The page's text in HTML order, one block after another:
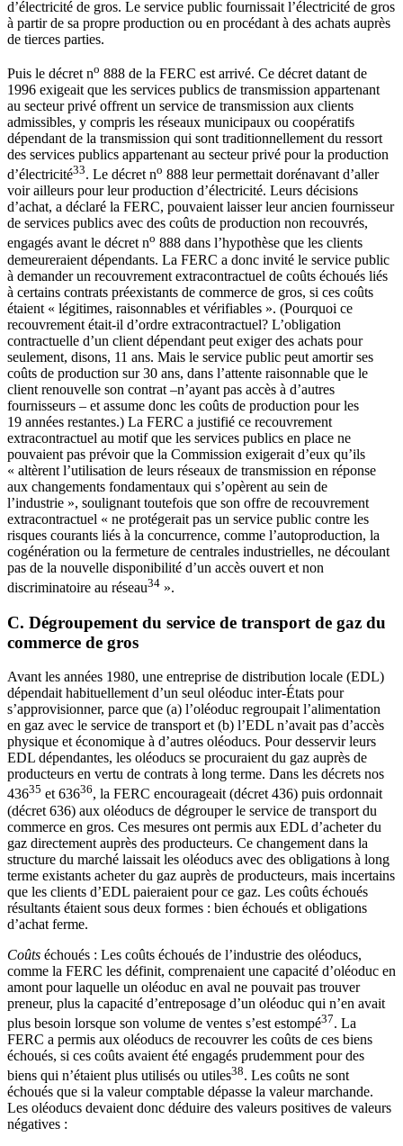
d’électricité de gros. Le service public fournissait l’électricité de gros
à partir de sa propre production ou en procédant à des achats auprès
de tierces parties.
Puis le décret no 888 de la FERC est arrivé. Ce décret datant de
1996 exigeait que les services publics de transmission appartenant
au secteur privé offrent un service de transmission aux clients
admissibles, y compris les réseaux municipaux ou coopératifs
dépendant de la transmission qui sont traditionnellement du ressort
des services publics appartenant au secteur privé pour la production
d’électricité33. Le décret no 888 leur permettait dorénavant d’aller
voir ailleurs pour leur production d’électricité. Leurs décisions
d’achat, a déclaré la FERC, pouvaient laisser leur ancien fournisseur
de services publics avec des coûts de production non recouvrés,
engagés avant le décret no 888 dans l’hypothèse que les clients
demeureraient dépendants. La FERC a donc invité le service public
à demander un recouvrement extracontractuel de coûts échoués liés
à certains contrats préexistants de commerce de gros, si ces coûts
étaient « légitimes, raisonnables et vérifiables ». (Pourquoi ce
recouvrement était-il d’ordre extracontractuel? L’obligation
contractuelle d’un client dépendant peut exiger des achats pour
seulement, disons, 11 ans. Mais le service public peut amortir ses
coûts de production sur 30 ans, dans l’attente raisonnable que le
client renouvelle son contrat –n’ayant pas accès à d’autres
fournisseurs – et assume donc les coûts de production pour les
19 années restantes.) La FERC a justifié ce recouvrement
extracontractuel au motif que les services publics en place ne
pouvaient pas prévoir que la Commission exigerait d’eux qu’ils
« altèrent l’utilisation de leurs réseaux de transmission en réponse
aux changements fondamentaux qui s’opèrent au sein de
l’industrie », soulignant toutefois que son offre de recouvrement
extracontractuel « ne protégerait pas un service public contre les
risques courants liés à la concurrence, comme l’autoproduction, la
cogénération ou la fermeture de centrales industrielles, ne découlant
pas de la nouvelle disponibilité d’un accès ouvert et non
discriminatoire au réseau34 ».
C. Dégroupement du service de transport de gaz du
commerce de gros
Avant les années 1980, une entreprise de distribution locale (EDL)
dépendait habituellement d’un seul oléoduc inter-États pour
s’approvisionner, parce que (a) l’oléoduc regroupait l’alimentation
en gaz avec le service de transport et (b) l’EDL n’avait pas d’accès
physique et économique à d’autres oléoducs. Pour desservir leurs
EDL dépendantes, les oléoducs se procuraient du gaz auprès de
producteurs en vertu de contrats à long terme. Dans les décrets nos
43635 et 63636, la FERC encourageait (décret 436) puis ordonnait
(décret 636) aux oléoducs de dégrouper le service de transport du
commerce en gros. Ces mesures ont permis aux EDL d’acheter du
gaz directement auprès des producteurs. Ce changement dans la
structure du marché laissait les oléoducs avec des obligations à long
terme existants acheter du gaz auprès de producteurs, mais incertains
que les clients d’EDL paieraient pour ce gaz. Les coûts échoués
résultants étaient sous deux formes : bien échoués et obligations
d’achat ferme.
Coûts échoués : Les coûts échoués de l’industrie des oléoducs,
comme la FERC les définit, comprenaient une capacité d’oléoduc en
amont pour laquelle un oléoduc en aval ne pouvait pas trouver
preneur, plus la capacité d’entreposage d’un oléoduc qui n’en avait
plus besoin lorsque son volume de ventes s’est estompé37. La
FERC a permis aux oléoducs de recouvrer les coûts de ces biens
échoués, si ces coûts avaient été engagés prudemment pour des
biens qui n’étaient plus utilisés ou utiles38. Les coûts ne sont
échoués que si la valeur comptable dépasse la valeur marchande.
Les oléoducs devaient donc déduire des valeurs positives de valeurs
négatives :